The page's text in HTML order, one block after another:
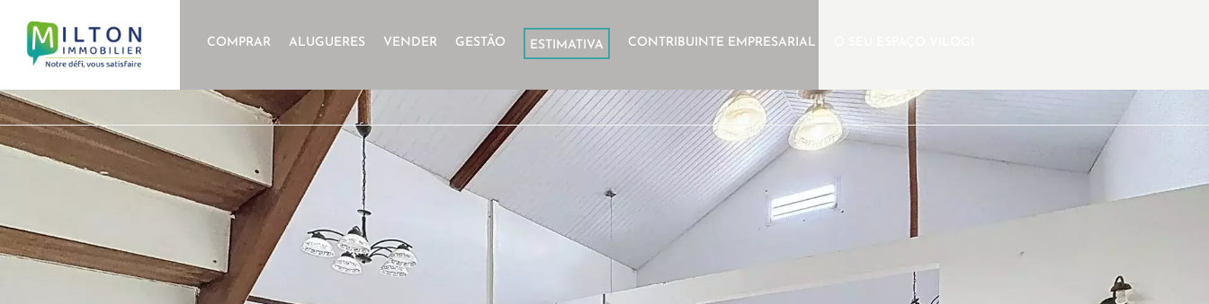
COMPRAR ALUGUERES VENDER GESTÃO ESTIMATIVA CONTRIBUINTE EMPRESARIAL